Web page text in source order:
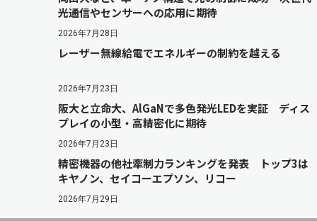
光通信やセンサーへの応用に期待
2026年7月28日
レーザー無線給電でエネルギーの制約を越える
2026年7月23日
阪大と立命大、AlGaNで多色発光LEDを実証 ディス
プレイの小型・高精密化に期待
2026年7月23日
精密機器の他社牽制力ランキングを発表 トップ3は
キヤノン、セイコーエプソン、リコー
2026年7月29日